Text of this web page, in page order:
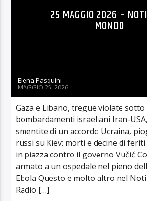
25 MAGGIO 2026 –
MONDO
Elena Pasquini
MAGGIO 25, 2026
Gaza e Libano, tregue violate sotto
bombardamenti israeliani Iran-
smentite di un accordo Ucraina,
russi su Kiev: morti e decine di
in piazza contro il governo Vučić
armato a un ospedale nel pieno
Ebola Questo e molto altro nel
Radio […]